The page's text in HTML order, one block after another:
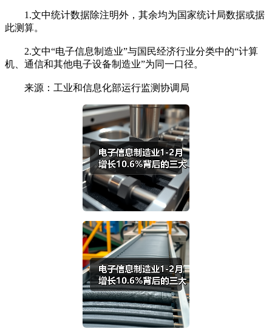
1.文中统计数据除注明外，其余均为国家统计局数据或据
此测算。
2.文中“电子信息制造业”与国民经济行业分类中的“计算
机、通信和其他电子设备制造业”为同一口径。
来源：工业和信息化部运行监测协调局